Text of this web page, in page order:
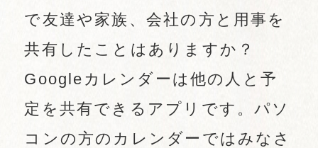
で友達や家族、会社の方と用事を
共有したことはありますか？
Googleカレンダーは他の人と予
定を共有できるアプリです。パソ
コンの方のカレンダーではみなさ